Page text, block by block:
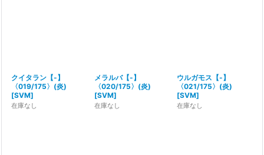
クイタラン【-】
〈019/175〉(炎)
[SVM]
在庫なし
メラルバ【-】
〈020/175〉(炎)
[SVM]
在庫なし
ウルガモス【-】
〈021/175〉(炎)
[SVM]
在庫なし